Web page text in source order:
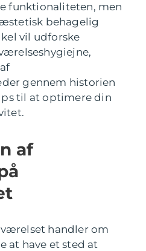
funktionaliteten, men
behagelig
vil udforske
gennem historien
til at optimere din
af
handler om
at have et sted at